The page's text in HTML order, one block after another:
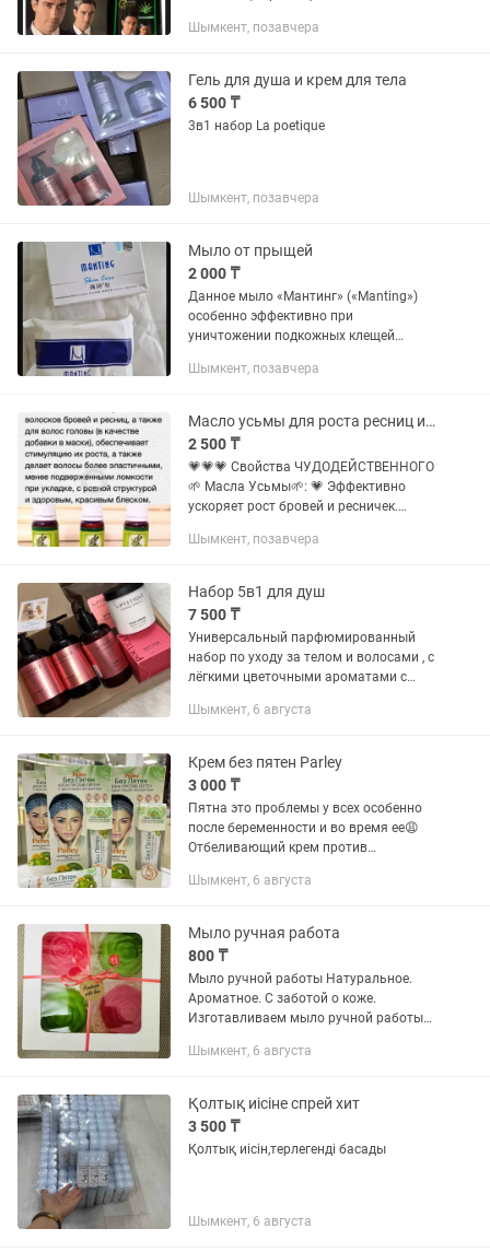
шампуня обогащена специальными
Шымкент, позавчера
Гель для душа и крем для тела
6 500 ₸
3в1 набор La poetique
Шымкент, позавчера
Мыло от прыщей
2 000 ₸
Данное мыло «Мантинг» («Manting»)
особенно эффективно при
уничтожении подкожных клещей
лечении прыщей, угрей, акне, снимает
Шымкент, позавчера
Масло усьмы для роста ресниц и бровей
2 500 ₸
💗💗💗 Свойства ЧУДОДЕЙСТВЕННОГО
🌱 Масла Усьмы🌱: 💗 Эффективно
ускоряет рост бровей и ресничек.
Восстанавливает ресницы после
и...
Шымкент, позавчера
Набор 5в1 для душ
7 500 ₸
Универсальный парфюмированный
набор по уходу за телом и волосами , с
лёгкими цветочными ароматами с
ванны 2. Шампунь 3. Бальзам для
Шымкент, 6 августа
Крем без пятен Parley
3 000 ₸
Пятна это проблемы у всех особенно
после беременности и во время ее😩
Отбеливающий крем против
аюрведическим средством, которое
Шымкент, 6 августа
Мыло ручная работа
800 ₸
Мыло ручной работы Натуральное.
Ароматное. С заботой о коже.
Изготавливаем мыло ручной работы
натуральные масла и экстракты ✔
уходовые...
Шымкент, 6 августа
Қолтық иісіне спрей хит
3 500 ₸
Қолтық иісін,терлегенді басады
Шымкент, 6 августа